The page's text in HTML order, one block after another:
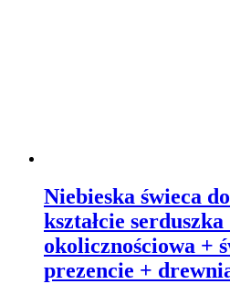
Niebieska świeca
kształcie
okolicznościowa +
prezencie +